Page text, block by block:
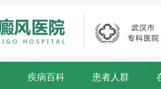
疾病百科 患者人群